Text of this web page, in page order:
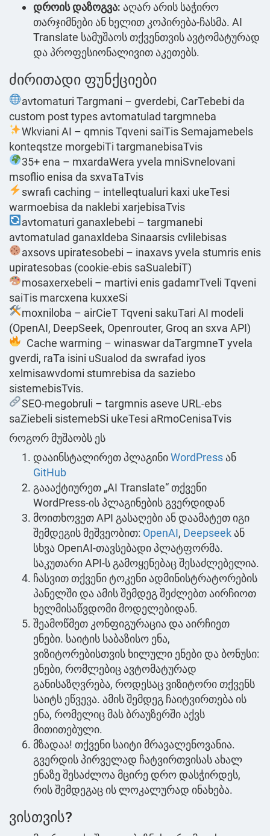
დროის დაზოგვა: აღარ არის საჭირო
თარჯიმნები ან ხელით კოპირება-ჩასმა. AI
Translate სამუშაოს თქვენთვის ავტომატურად
და პროფესიონალივით აკეთებს.
ძირითადი ფუნქციები
avtomaturi Targmani – gverdebi, CarTebebi da
custom post types avtomatulad targmneba
Wkviani AI – qmnis Tqveni saiTis Semajamebels
konteqstze morgebiTi targmanebisaTvis
35+ ena – mxardaWera yvela mniSvnelovani
msoflio enisa da sxvaTaTvis
swrafi caching – intelleqtualuri kaxi ukeTesi
warmoebisa da naklebi xarjebisaTvis
avtomaturi ganaxlebebi – targmanebi
avtomatulad ganaxldeba Sinaarsis cvlilebisas
axsovs upiratesobebi – inaxavs yvela stumris enis
upiratesobas (cookie-ebis saSualebiT)
mosaxerxebeli – martivi enis gadamrTveli Tqveni
saiTis marcxena kuxxeSi
moxniloba – airCieT Tqveni sakuTari AI modeli
(OpenAI, DeepSeek, Openrouter, Groq an sxva API)
Cache warming – winaswar daTargmneT yvela
gverdi, raTa isini uSualod da swrafad iyos
xelmisawvdomi stumrebisa da saziebo
sistemebisTvis.
SEO-megobruli – targmnis aseve URL-ebs
saZiebeli sistemebSi ukeTesi aRmoCenisaTvis
როგორ მუშაობს ეს
დააინსტალირეთ პლაგინიWordPress ან
GitHub
გაააქტიურეთ „AI Translate“ თქვენი
WordPress-ის პლაგინების გვერდიდან
მოითხოვეთ API გასაღები ან დაამატეთ იგი
შემდეგის მეშვეობით: OpenAI, Deepseek ან
სხვა OpenAI-თავსებადი პლატფორმა.
საკუთარი API-ს გამოყენებაც შესაძლებელია.
ჩასვით თქვენი ტოკენი ადმინისტრატორების
პანელში და ამის შემდეგ შეძლებთ აირჩიოთ
ხელმისაწვდომი მოდელებიდან.
შეამოწმეთ კონფიგურაცია და აირჩიეთ
ენები. საიტის საბაზისო ენა,
ვიზიტორებისთვის ხილული ენები და ბონუსი:
ენები, რომლებიც ავტომატურად
განისაზღვრება, როდესაც ვიზიტორი თქვენს
საიტს ეწვევა. ამის შემდეგ ჩაიტვირთება ის
ენა, რომელიც მას ბრაუზერში აქვს
მითითებული.
მზადაა! თქვენი საიტი მრავალენოვანია.
გვერდის პირველად ჩატვირთვისას ახალ
ენაზე შესაძლოა მცირე დრო დასჭირდეს,
რის შემდეგაც ის ლოკალურად ინახება.
ვისთვის?